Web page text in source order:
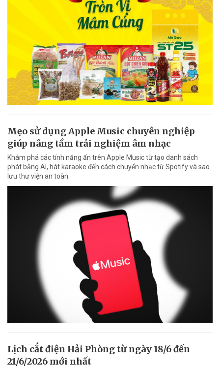
Mẹo sử dụng Apple Music chuyên nghiệp
giúp nâng tầm trải nghiệm âm nhạc
Khám phá các tính năng ẩn trên Apple Music từ tạo danh sách
phát bằng AI, hát karaoke đến cách chuyển nhạc từ Spotify và sao
lưu thư viện an toàn.
Lịch cắt điện Hải Phòng từ ngày 18/6 đến
21/6/2026 mới nhất